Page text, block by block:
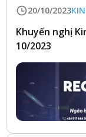
20/10/2023
Khuyến nghị
10/2023